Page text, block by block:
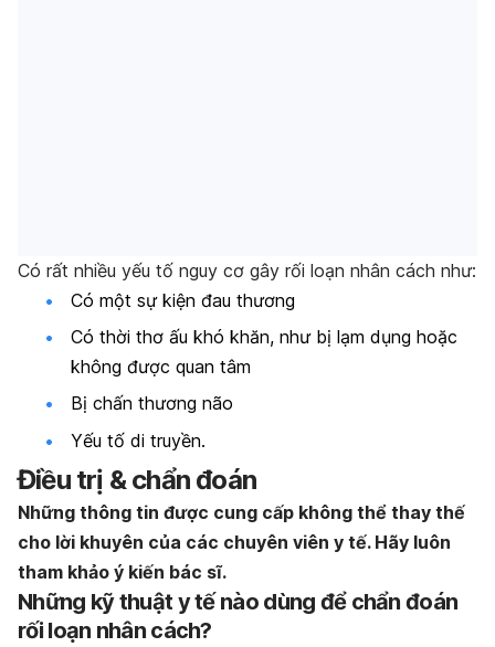
Có rất nhiều yếu tố nguy cơ gây rối loạn nhân cách như:
Có một sự kiện đau thương
Có thời thơ ấu khó khăn, như bị lạm dụng hoặc
không được quan tâm
Bị chấn thương não
Yếu tố di truyền.
Điều trị & chẩn đoán
Những thông tin được cung cấp không thể thay thế
cho lời khuyên của các chuyên viên y tế. Hãy luôn
tham khảo ý kiến bác sĩ.
Những kỹ thuật y tế nào dùng để chẩn đoán
rối loạn nhân cách?